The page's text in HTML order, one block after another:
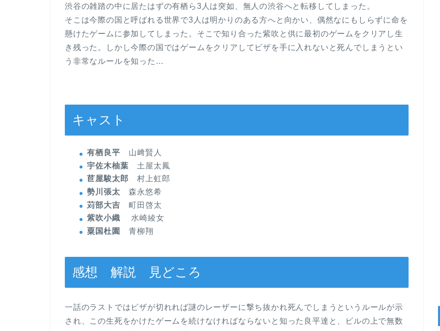
渋谷の雑踏の中に居たはずの有栖ら3人は突如、無人の渋谷へと転移してしまった。
そこは今際の国と呼ばれる世界で3人は明かりのある方へと向かい、偶然なにもしらずに命を
懸けたゲームに参加してしまった。そこで知り合った紫吹と供に最初のゲームをクリアし生
き残った。しかし今際の国ではゲームをクリアしてビザを手に入れないと死んでしまうとい
う非常なルールを知った…
キャスト
有栖良平 山﨑賢人
宇佐木柚葉 土屋太鳳
苣屋駿太郎 村上虹郎
勢川張太 森永悠希
苅部大吉 町田啓太
紫吹小織
水崎綾女
粟国杜園
青柳翔
感想 解説 見どころ
一話のラストではビザが切れれば謎のレーザーに撃ち抜かれ死んでしまうというルールが示
され、この生死をかけたゲームを続けなければならないと知った良平達と、ビルの上で無数